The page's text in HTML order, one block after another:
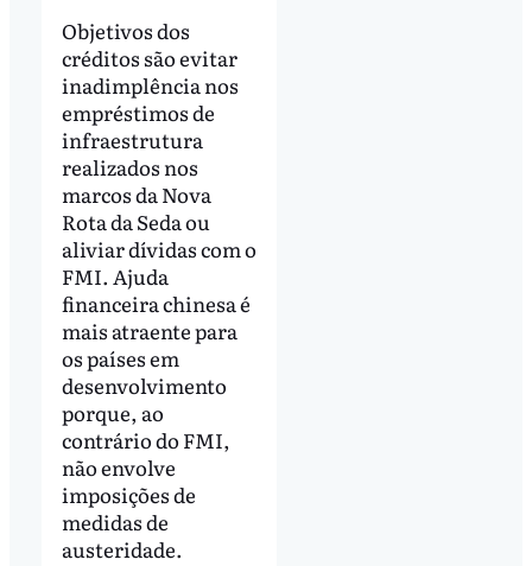
Objetivos dos
créditos são evitar
inadimplência nos
empréstimos de
infraestrutura
realizados nos
marcos da Nova
Rota da Seda ou
aliviar dívidas com o
FMI. Ajuda
financeira chinesa é
mais atraente para
os países em
desenvolvimento
porque, ao
contrário do FMI,
não envolve
imposições de
medidas de
austeridade.